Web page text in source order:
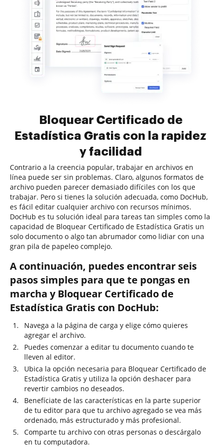
Bloquear Certificado de
Estadística Gratis con la rapidez
y facilidad
Contrario a la creencia popular, trabajar en archivos en
línea puede ser sin problemas. Claro, algunos formatos de
archivo pueden parecer demasiado difíciles con los que
trabajar. Pero si tienes la solución adecuada, como DocHub,
es fácil editar cualquier archivo con recursos mínimos.
DocHub es tu solución ideal para tareas tan simples como la
capacidad de Bloquear Certificado de Estadística Gratis un
solo documento o algo tan abrumador como lidiar con una
gran pila de papeleo complejo.
A continuación, puedes encontrar seis
pasos simples para que te pongas en
marcha y Bloquear Certificado de
Estadística Gratis con DocHub:
Navega a la página de carga y elige cómo quieres
agregar el archivo.
Puedes comenzar a editar tu documento cuando te
lleven al editor.
Ubica la opción necesaria para Bloquear Certificado de
Estadística Gratis y utiliza la opción deshacer para
revertir cambios no deseados.
Benefíciate de las características en la parte superior
de tu editor para que tu archivo agregado se vea más
ordenado, más estructurado y más profesional.
Comparte tu archivo con otras personas o descárgalo
en tu computadora.